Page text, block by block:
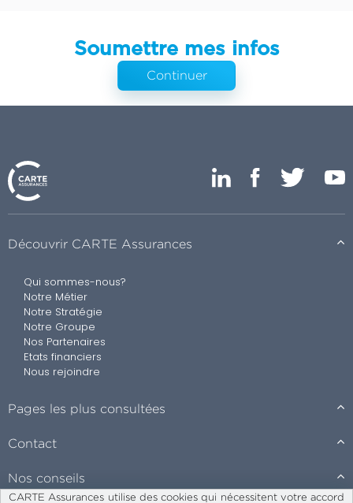
Soumettre mes infos
Continuer
Découvrir CARTE Assurances
Qui sommes-nous?
Notre Métier
Notre Stratégie
Notre Groupe
Nos Partenaires
Etats financiers
Nous rejoindre
Pages les plus consultées
Contact
Nos conseils
CARTE Assurances utilise des cookies qui nécessitent votre accord